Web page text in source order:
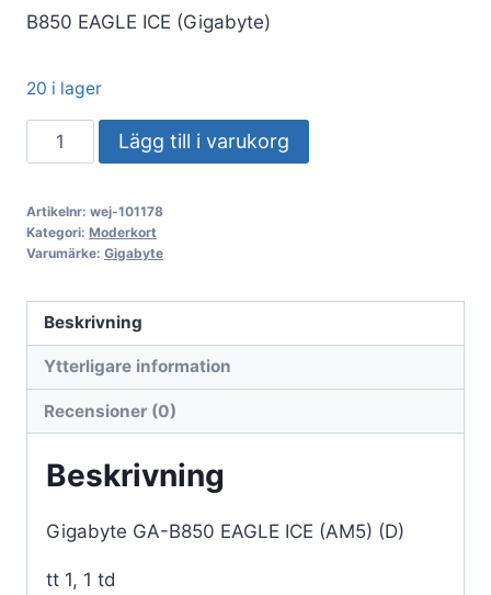
B850 EAGLE ICE (Gigabyte)
20 i lager
Gigabyte
GA-
EAGLE
ICE
(D)
mängd
Lägg till i varukorg
Artikelnr: wej-101178
Kategori: Moderkort
Varumärke: Gigabyte
Beskrivning
Ytterligare information
Recensioner (0)
Beskrivning
Gigabyte GA-B850 EAGLE ICE (AM5) (D)
tt 1, 1 td